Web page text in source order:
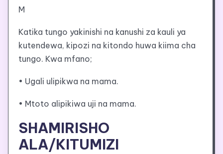
M
Katika tungo yakinishi na kanushi za kauli ya
kutendewa, kipozi na kitondo huwa kiima cha
tungo. Kwa mfano;
• Ugali ulipikwa na mama.
• Mtoto alipikiwa uji na mama.
SHAMIRISHO
ALA/KITUMIZI